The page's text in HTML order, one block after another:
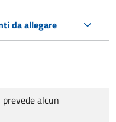
da allegare
alcun